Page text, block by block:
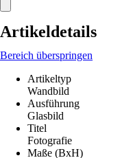
Artikeldetails
Bereich überspringen
Artikeltyp
Wandbild
Ausführung
Glasbild
Titel
Fotografie
Maße (BxH)